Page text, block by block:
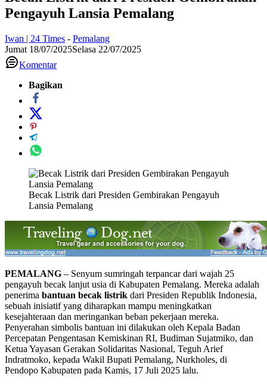
Pengayuh Lansia Pemalang
Iwan | 24 Times - Pemalang
Jumat 18/07/2025Selasa 22/07/2025
Komentar
Bagikan
Becak Listrik dari Presiden Gembirakan Pengayuh
Lansia Pemalang
PEMALANG – Senyum sumringah terpancar dari wajah 25
pengayuh becak lanjut usia di Kabupaten Pemalang. Mereka adalah
penerima bantuan becak listrik dari Presiden Republik Indonesia,
sebuah inisiatif yang diharapkan mampu meningkatkan
kesejahteraan dan meringankan beban pekerjaan mereka.
Penyerahan simbolis bantuan ini dilakukan oleh Kepala Badan
Percepatan Pengentasan Kemiskinan RI, Budiman Sujatmiko, dan
Ketua Yayasan Gerakan Solidaritas Nasional, Teguh Arief
Indratmoko, kepada Wakil Bupati Pemalang, Nurkholes, di
Pendopo Kabupaten pada Kamis, 17 Juli 2025 lalu.